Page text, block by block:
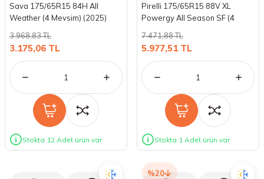
Sava 175/65R15 84H All
Weather (4 Mevsim) (2025)
3.175,06 TL
3.968,83 TL
Stokta 12 Adet ürün var
Pirelli 175/65R15 88V XL
Powergy All Season SF (4
5.977,51 TL
7.471,88 TL
Stokta 1 Adet ürün var
%20